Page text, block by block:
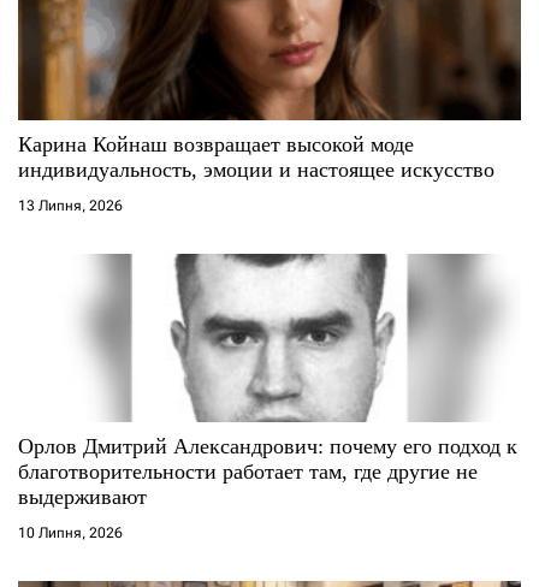
с
і
Карина Койнаш возвращает высокой моде
индивидуальность, эмоции и настоящее искусство
13 Липня, 2026
Орлов Дмитрий Александрович: почему его подход к
благотворительности работает там, где другие не
выдерживают
10 Липня, 2026